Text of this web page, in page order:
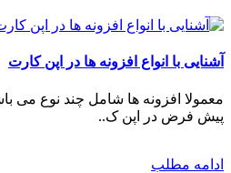
آشنایی با انواع افزونه ها در اپن کارت
معمولا افزونه ها شامل چند نوع می
پیش فرض در اپن ک..
ادامه مطلب